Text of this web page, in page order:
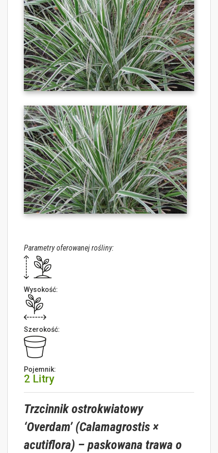
Parametry oferowanej rośliny:
Wysokość:
Szerokość:
Pojemnik:
2 Litry
Trzcinnik ostrokwiatowy
‘Overdam’ (Calamagrostis ×
acutiflora) – paskowana trawa o